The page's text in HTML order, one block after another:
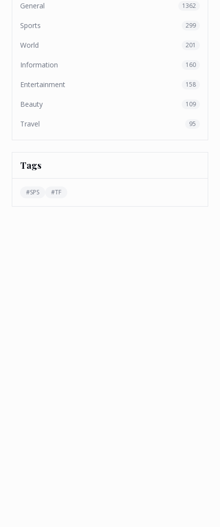
General 1362
Sports 299
World 201
Information 160
Entertainment 158
Beauty 109
Travel 95
Tags
#SPS #TF